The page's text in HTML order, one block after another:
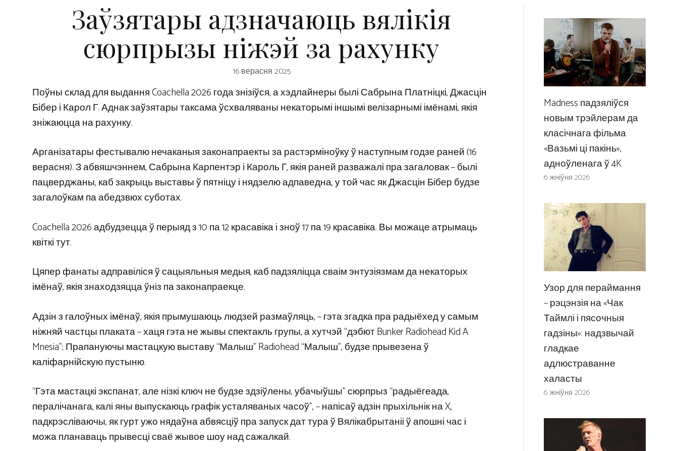
Заўзятары адзначаюць вялікія
сюрпрызы ніжэй за рахунку
16 верасня 2025
Поўны склад для выдання Coachella 2026 года знізіўся, а хэдлайнеры былі Сабрына Платніцкі, Джасцін
Бібер і Карол Г. Аднак заўзятары таксама ўсхваляваны некаторымі іншымі велізарнымі імёнамі, якія
зніжаюцца на рахунку.
Арганізатары фестывалю нечаканыя законапраекты за растэрміноўку ў наступным годзе раней (16
верасня). З абвяшчэннем, Сабрына Карпентэр і Кароль Г, якія раней разважалі пра загаловак – былі
пацверджаны, каб закрыць выставы ў пятніцу і нядзелю адпаведна, у той час як Джасцін Бібер будзе
загалоўкам па абедзвюх суботах.
Coachella 2026 адбудзецца ў перыяд з 10 па 12 красавіка і зноў 17 па 19 красавіка. Вы можаце атрымаць
квіткі тут.
Цяпер фанаты адправіліся ў сацыяльныя медыя, каб падзяліцца сваім энтузіязмам да некаторых
імёнаў, якія знаходзяцца ўніз па законапраекце.
Адзін з галоўных імёнаў, якія прымушаюць людзей размаўляць, – гэта згадка пра радыёхед у самым
ніжняй частцы плаката – хаця гэта не жывы спектакль групы, а хутчэй “дэбют Bunker Radiohead Kid A
Mnesia”; Прапануючы мастацкую выставу “Малыш” Radiohead “Малыш”, будзе прывезена ў
каліфарнійскую пустыню.
“Гэта мастацкі экспанат, але нізкі ключ не будзе здзіўлены, убачыўшы” сюрпрыз “радыёгеада,
пералічанага, калі яны выпускаюць графік усталяваных часоў”, – напісаў адзін прыхільнік на X,
падкрэсліваючы, як гурт ужо нядаўна абвясціў пра запуск дат тура ў Вялікабрытаніі ў апошні час і
можа планаваць прывесці сваё жывое шоу над сажалкай.
Madness падзяліўся
новым трэйлерам да
класічнага фільма
«Вазьмі ці пакінь»,
адноўленага ў 4K
6 жніўня 2026
Узор для пераймання
– рэцэнзія на «Чак
Таймлі і пясочныя
гадзіны»: надзвычай
гладкае
адлюстраванне
халасты
6 жніўня 2026